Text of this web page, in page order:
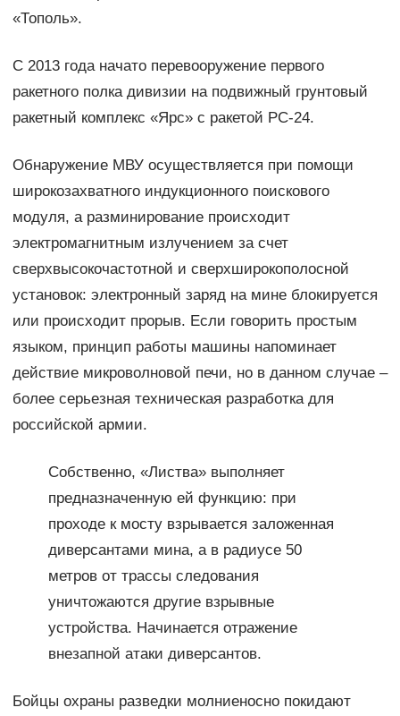
«Тополь».
С 2013 года начато перевооружение первого
ракетного полка дивизии на подвижный грунтовый
ракетный комплекс «Ярс» с ракетой РС-24.
Обнаружение МВУ осуществляется при помощи
широкозахватного индукционного поискового
модуля, а разминирование происходит
электромагнитным излучением за счет
сверхвысокочастотной и сверхширокополосной
установок: электронный заряд на мине блокируется
или происходит прорыв. Если говорить простым
языком, принцип работы машины напоминает
действие микроволновой печи, но в данном случае –
более серьезная техническая разработка для
российской армии.
Собственно, «Листва» выполняет
предназначенную ей функцию: при
проходе к мосту взрывается заложенная
диверсантами мина, а в радиусе 50
метров от трассы следования
уничтожаются другие взрывные
устройства. Начинается отражение
внезапной атаки диверсантов.
Бойцы охраны разведки молниеносно покидают